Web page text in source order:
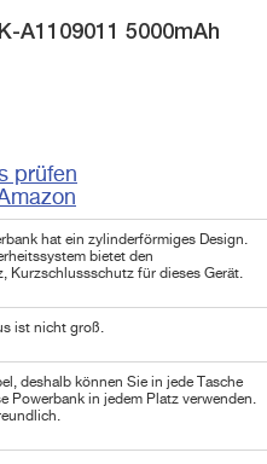
A1109011 5000mAh
prüfen
hat ein zylinderförmiges Design.
bietet den
Kurzschlussschutz für dieses Gerät.
ist nicht groß.
deshalb können Sie in jede Tasche
Powerbank in jedem Platz verwenden.